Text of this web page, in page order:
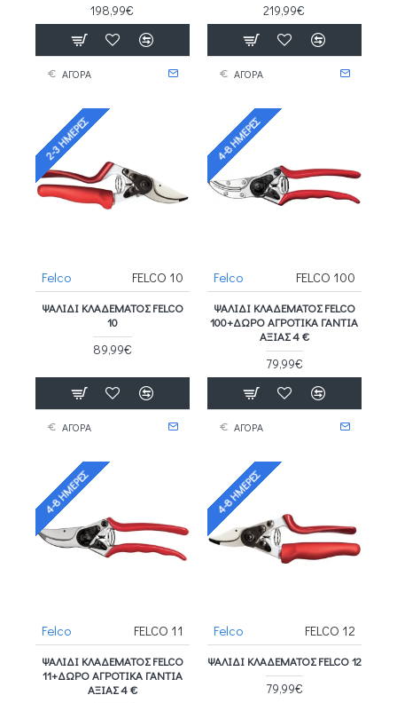
198,99€
ΑΓΟΡΑ
219,99€
ΑΓΟΡΑ
2-3 ΗΜΈΡΕΣ
Felco FELCO 10
ΨΑΛΊΔΙ ΚΛΑΔΈΜΑΤΟΣ FELCO
10
89,99€
ΑΓΟΡΑ
4-8 ΗΜΈΡΕΣ
Felco FELCO 100
ΨΑΛΊΔΙ ΚΛΑΔΈΜΑΤΟΣ FELCO
100+ΔΩΡΟ ΑΓΡΟΤΙΚΑ ΓΑΝΤΙΑ
ΑΞΙΑΣ 4 €
79,99€
ΑΓΟΡΑ
4-8 ΗΜΈΡΕΣ
Felco FELCO 11
ΨΑΛΊΔΙ ΚΛΑΔΈΜΑΤΟΣ FELCO
11+ΔΩΡΟ ΑΓΡΟΤΙΚΑ ΓΑΝΤΙΑ
ΑΞΙΑΣ 4 €
4-8 ΗΜΈΡΕΣ
Felco FELCO 12
ΨΑΛΊΔΙ ΚΛΑΔΈΜΑΤΟΣ FELCO 12
79,99€